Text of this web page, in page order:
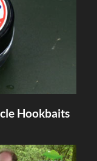
Hookbaits